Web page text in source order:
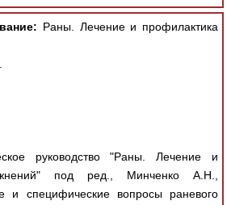
Раны. Лечение и профилактика
руководство "Раны. Лечение и
под ред., Минченко А.Н.,
и специфические вопросы раневого